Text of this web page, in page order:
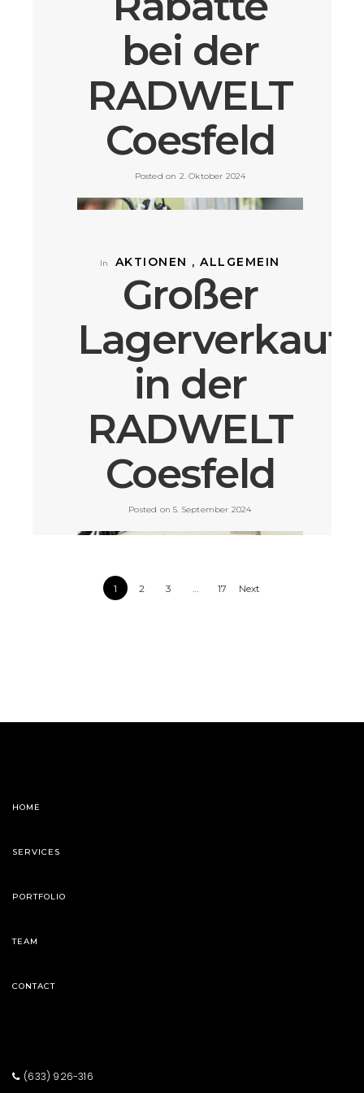
RADWELT Coesfeld sind vor Kurzem gestartet.
Kannst du uns erzählen, wie der Start verlaufen ist
und welche besonderen Highlights es gab?
VIEW POST »
bei der
RADWELT
Coesfeld
Posted on 2. Oktober 2024
Pünktlich zum Herbst fallen nicht nur die Blätter,
sondern auch die Preise – und das kräftig! Ab dem 4.
Oktober wird in der RADWELT Coesfeld radikal der
Schippmann verrät die Highlights der Aktion.
VIEW POST »
In AKTIONEN , ALLGEMEIN
Großer
Lagerverkauf
in der
RADWELT
Coesfeld
Posted on 5. September 2024
1 2 3 … 17 Next
HOME
SERVICES
PORTFOLIO
TEAM
CONTACT
(633) 926-316